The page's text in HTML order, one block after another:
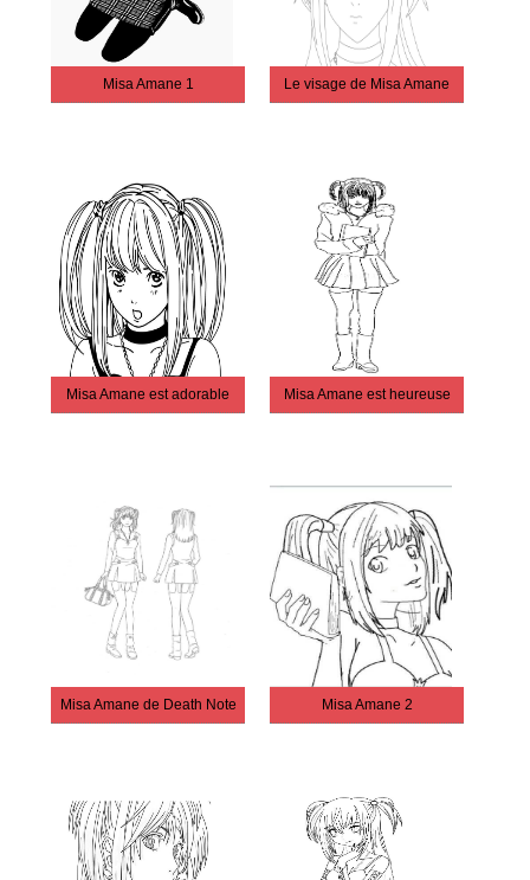
Misa Amane 1 Le visage de Misa Amane
Misa Amane est adorable Misa Amane est heureuse
Misa Amane de Death Note Misa Amane 2